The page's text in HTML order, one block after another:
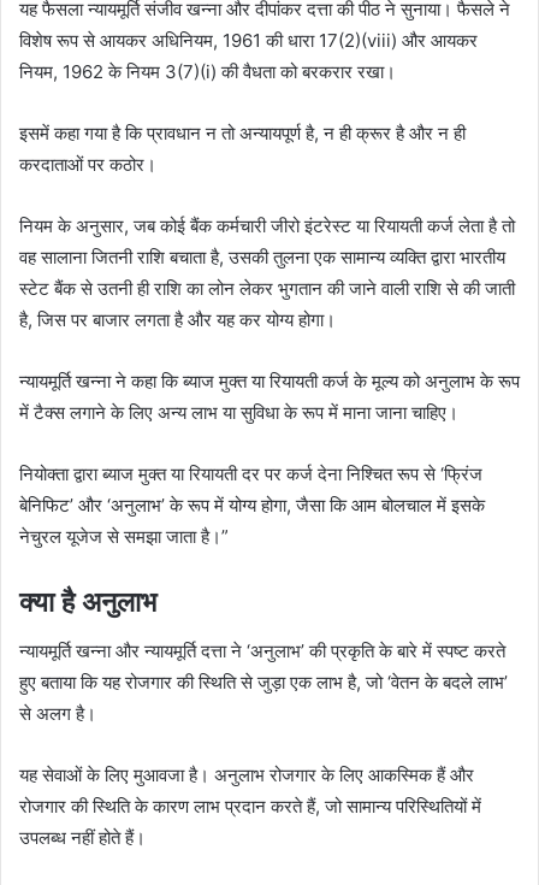
यह फैसला न्यायमूर्ति संजीव खन्ना और दीपांकर दत्ता की पीठ ने सुनाया। फैसले ने
विशेष रूप से आयकर अधिनियम, 1961 की धारा 17(2)(viii) और आयकर
नियम, 1962 के नियम 3(7)(i) की वैधता को बरकरार रखा।
इसमें कहा गया है कि प्रावधान न तो अन्यायपूर्ण है, न ही क्रूर है और न ही
करदाताओं पर कठोर।
नियम के अनुसार, जब कोई बैंक कर्मचारी जीरो इंटरेस्ट या रियायती कर्ज लेता है तो
वह सालाना जितनी राशि बचाता है, उसकी तुलना एक सामान्य व्यक्ति द्वारा भारतीय
स्टेट बैंक से उतनी ही राशि का लोन लेकर भुगतान की जाने वाली राशि से की जाती
है, जिस पर बाजार लगता है और यह कर योग्य होगा।
न्यायमूर्ति खन्ना ने कहा कि ब्याज मुक्त या रियायती कर्ज के मूल्य को अनुलाभ के रूप
में टैक्स लगाने के लिए अन्य लाभ या सुविधा के रूप में माना जाना चाहिए।
नियोक्ता द्वारा ब्याज मुक्त या रियायती दर पर कर्ज देना निश्चित रूप से ‘फ्रिंज
बेनिफिट’ और ‘अनुलाभ’ के रूप में योग्य होगा, जैसा कि आम बोलचाल में इसके
नेचुरल यूजेज से समझा जाता है।”
क्या है अनुलाभ
न्यायमूर्ति खन्ना और न्यायमूर्ति दत्ता ने ‘अनुलाभ’ की प्रकृति के बारे में स्पष्ट करते
हुए बताया कि यह रोजगार की स्थिति से जुड़ा एक लाभ है, जो ‘वेतन के बदले लाभ’
से अलग है।
यह सेवाओं के लिए मुआवजा है। अनुलाभ रोजगार के लिए आकस्मिक हैं और
रोजगार की स्थिति के कारण लाभ प्रदान करते हैं, जो सामान्य परिस्थितियों में
उपलब्ध नहीं होते हैं।